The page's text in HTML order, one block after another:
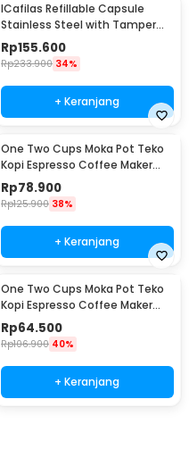
ICafilas Refillable Capsule
Stainless Steel with Tamper
for Nespresso - F456
Rp155.600
Rp233.900 34%
+ Keranjang
One Two Cups Moka Pot Teko
Kopi Espresso Coffee Maker
Stovetop 6 Cup 300ml - Z21
Rp78.900
Rp125.900 38%
+ Keranjang
One Two Cups Moka Pot Teko
Kopi Espresso Coffee Maker
Stovetop 2 Cup 100ml - Z21
Rp64.500
Rp106.900 40%
+ Keranjang